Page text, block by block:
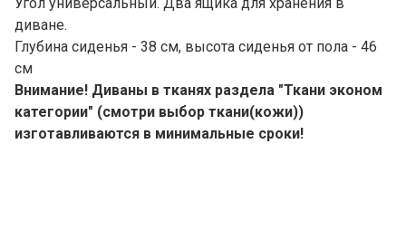
диване.
Глубина сиденья - 38 см, высота сиденья от пола - 46
см
Внимание! Диваны в тканях раздела "Ткани эконом
категории" (смотри выбор ткани(кожи))
изготавливаются в минимальные сроки!